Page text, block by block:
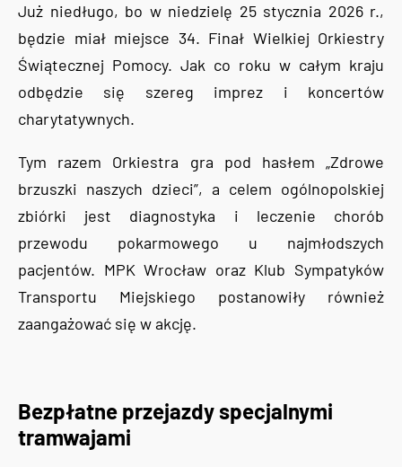
Już niedługo, bo w niedzielę 25 stycznia 2026 r.,
będzie miał miejsce 34. Finał Wielkiej Orkiestry
Świątecznej Pomocy. Jak co roku w całym kraju
odbędzie się szereg imprez i koncertów
charytatywnych.
Tym razem Orkiestra gra pod hasłem „Zdrowe
brzuszki naszych dzieci”, a celem ogólnopolskiej
zbiórki jest diagnostyka i leczenie chorób
przewodu pokarmowego u najmłodszych
pacjentów. MPK Wrocław oraz Klub Sympatyków
Transportu Miejskiego postanowiły również
zaangażować się w akcję.
Bezpłatne przejazdy specjalnymi
tramwajami